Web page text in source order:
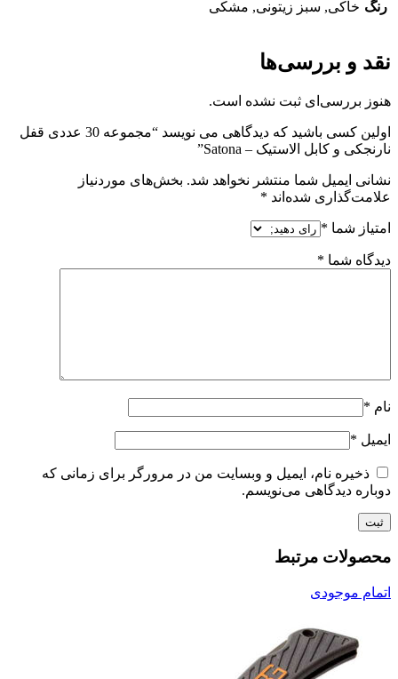
رنگ خاکی, سبز زیتونی, مشکی
نقد و بررسی‌ها
هنوز بررسی‌ای ثبت نشده است.
اولین کسی باشید که دیدگاهی می نویسد “مجموعه 30 عددی قفل
نارنجکی و کابل الاستیک – Satona”
نشانی ایمیل شما منتشر نخواهد شد. بخش‌های موردنیاز
علامت‌گذاری شده‌اند *
امتیاز شما *
دیدگاه شما *
نام *
ایمیل *
ذخیره نام، ایمیل و وبسایت من در مرورگر برای زمانی که
دوباره دیدگاهی می‌نویسم.
محصولات مرتبط
اتمام موجودی